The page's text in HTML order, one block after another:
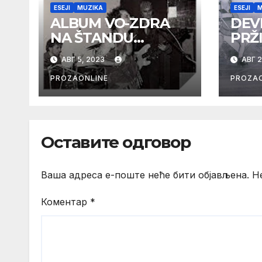
ESEJI MUZIKA
ALBUM VO-ZDRA
NA ŠTANDU
PIRATSKIH KASETA
KOD SKC-a
АВГ 5, 2023
PROZAONLINE
ESEJI
(1)АВГ
Оставите одговор
Ваша адреса е-поште неће бити објављена.
Коментар *